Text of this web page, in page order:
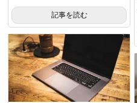
記事を読む